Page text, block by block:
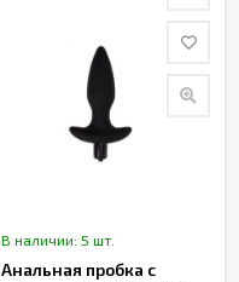
В наличии: 5 шт.
Анальная пробка с